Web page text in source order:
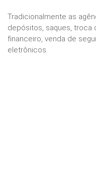
Tradicionalmente as
depósitos, saques, troca
financeiro, venda de
eletrônicos.